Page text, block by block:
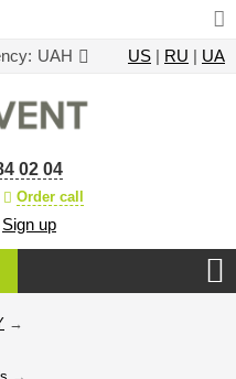
UAH US | RU | UA
02 04
Order call
Sign up
→